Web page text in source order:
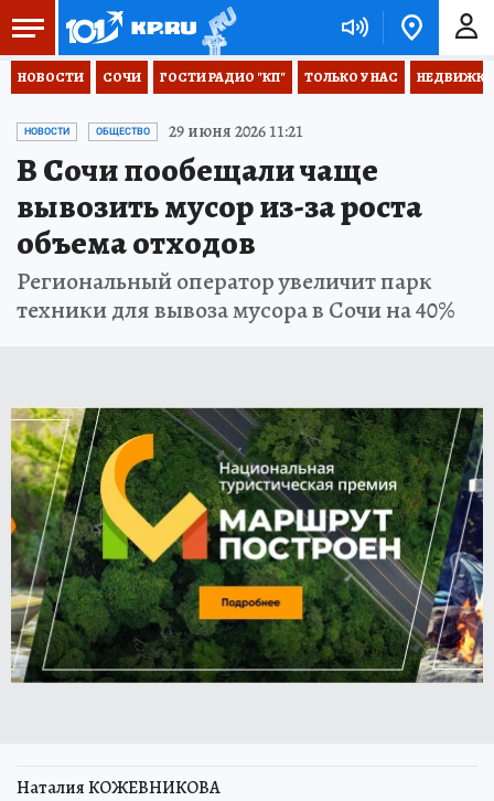
НОВОСТИ СОЧИ ГОСТИ РАДИО "КП" ТОЛЬКО У НАС НЕДВИЖКА
НОВОСТИ ОБЩЕСТВО 29 июня 2026 11:21
В Сочи пообещали чаще
вывозить мусор из-за роста
объема отходов
Региональный оператор увеличит парк
техники для вывоза мусора в Сочи на 40%
Наталия КОЖЕВНИКОВА